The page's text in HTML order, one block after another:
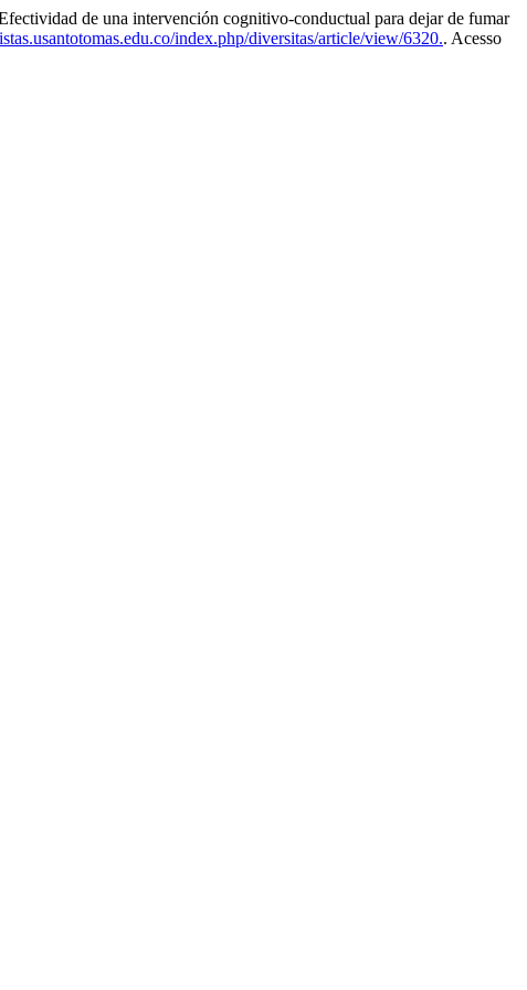
de una intervención cognitivo-conductual para dejar de fumar
index.php/diversitas/article/view/6320.. Acesso